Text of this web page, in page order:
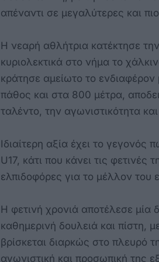
απέναντι σε μεγαλύτερες και
Η νεαρή αθλήτρια κατέκτησε
κυριολεκτικά στο νήμα το
κράτησε αμείωτο το
πάθος και στα 800 μέτρα,
ταλέντο, την αγωνιστικότητα
Ιδιαίτερη αξία έχει το
U17, κάτι που κάνει τις φετινές
ελπιδοφόρες για το μέλλον του
Η φετινή χρονιά αποτέλεσε μία
καθημερινή δουλειά και πίστη,
βρίσκεται διαρκώς στο πλευρό
αγωνιστική και προσωπική της